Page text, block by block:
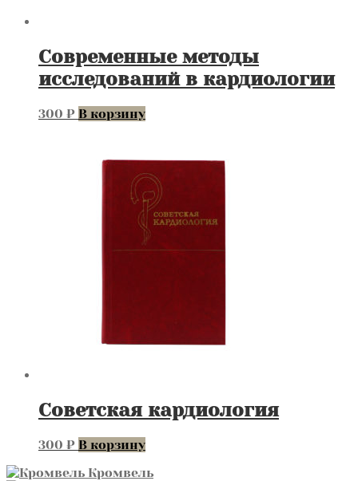
Современные методы
исследований в кардиологии
300 ₽ В корзину
Советская кардиология
300 ₽ В корзину
Кромвель